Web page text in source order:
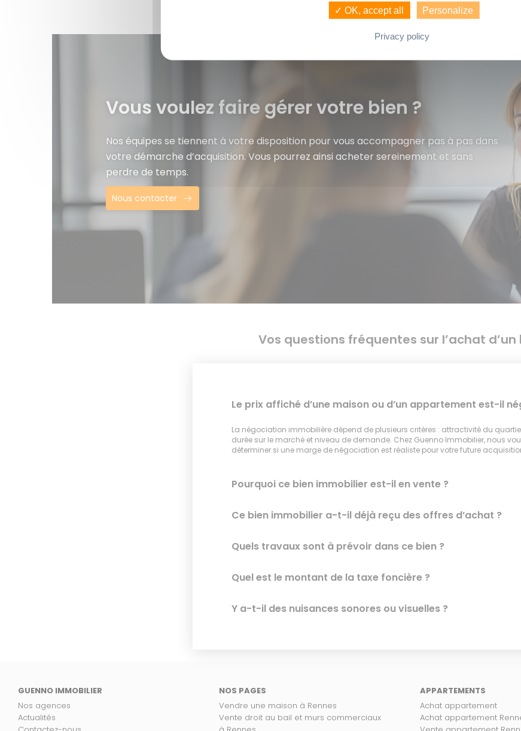
Vous voulez faire gérer votre bien ?
Nos équipes se tiennent à votre disposition pour vous accompagner pas à pas dans
votre démarche d’acquisition. Vous pourrez ainsi acheter sereinement et sans
perdre de temps.
Nous contacter
Vos questions fréquentes sur l’achat d’un
Le prix affiché d’une maison ou d’un appartement est-il
La négociation immobilière dépend de plusieurs critères : attractivité du
durée sur le marché et niveau de demande. Chez Guenno Immobilier, nous
déterminer si une marge de négociation est réaliste pour votre future
Pourquoi ce bien immobilier est-il en vente ?
Ce bien immobilier a-t-il déjà reçu des offres d’achat ?
Quels travaux sont à prévoir dans ce bien ?
Quel est le montant de la taxe foncière ?
Y a-t-il des nuisances sonores ou visuelles ?
GUENNO IMMOBILIER
Nos agences
Actualités
NOS PAGES
Vendre une maison à Rennes
Vente droit au bail et murs commerciaux
APPARTEMENTS
Achat appartement
Achat appartement
✓ OK, accept all Personalize
Privacy policy